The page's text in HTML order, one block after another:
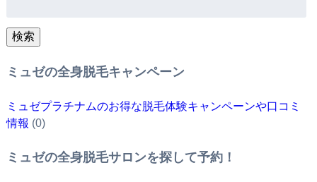
検索
ミュゼの全身脱毛キャンペーン
ミュゼプラチナムのお得な脱毛体験キャンペーンや口コミ
情報 (0)
ミュゼの全身脱毛サロンを探して予約！